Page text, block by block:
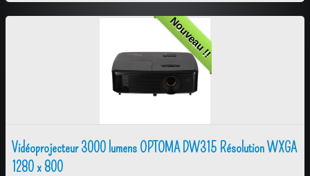
Nouveau !!
Vidéoprojecteur 3000 lumens OPTOMA DW315 Résolution WXGA
1280 x 800